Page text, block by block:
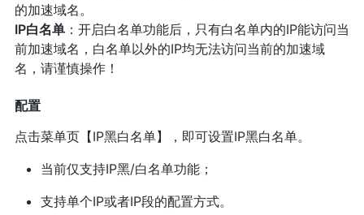
的加速域名。
IP白名单：开启白名单功能后，只有白名单内的IP能访问当
前加速域名，白名单以外的IP均无法访问当前的加速域
名，请谨慎操作！
配置
点击菜单页【IP黑白名单】，即可设置IP黑白名单。
当前仅支持IP黑/白名单功能；
支持单个IP或者IP段的配置方式。